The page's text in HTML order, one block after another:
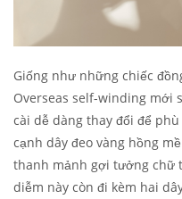
Giống như những chiếc
Overseas self-winding mới
cài dễ dàng thay đổi để
cạnh dây đeo vàng hồng
thanh mảnh gợi tưởng chữ
diễm này còn đi kèm hai